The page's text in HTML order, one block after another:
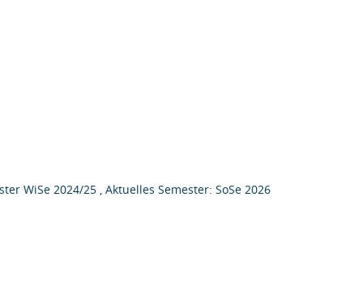
WiSe 2024/25 , Aktuelles Semester: SoSe 2026